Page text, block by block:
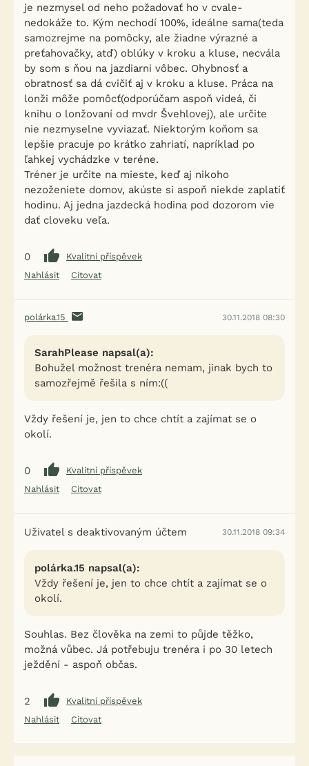
je nezmysel od neho požadovať ho v cvale-
nedokáže to. Kým nechodí 100%, ideálne sama(teda
samozrejme na pomôcky, ale žiadne výrazné a
preťahovačky, atď) oblúky v kroku a kluse, necvála
by som s ňou na jazdiarni vôbec. Ohybnosť a
obratnosť sa dá cvičiť aj v kroku a kluse. Práca na
lonži môže pomôcť(odporúčam aspoň videá, či
knihu o lonžovaní od mvdr Švehlovej), ale určite
nie nezmyselne vyviazať. Niektorým koňom sa
lepšie pracuje po krátko zahriatí, napríklad po
ľahkej vychádzke v teréne.
Tréner je určite na mieste, keď aj nikoho
nezoženiete domov, akúste si aspoň niekde zaplatiť
hodinu. Aj jedna jazdecká hodina pod dozorom vie
dať cloveku veľa.
0
Kvalitní příspěvek
Nahlásit
Citovat
polárka.15 30.11.2018 08:30
SarahPlease napsal(a):
Bohužel možnost trenéra nemam, jinak bych to
samozřejmě řešila s ním:((
Vždy řešení je, jen to chce chtít a zajímat se o
okolí.
0
Kvalitní příspěvek
Nahlásit
Citovat
Uživatel s deaktivovaným účtem 30.11.2018 09:34
polárka.15 napsal(a):
Vždy řešení je, jen to chce chtít a zajímat se o
okolí.
Souhlas. Bez člověka na zemi to půjde těžko,
možná vůbec. Já potřebuju trenéra i po 30 letech
ježdění - aspoň občas.
2
Kvalitní příspěvek
Nahlásit
Citovat